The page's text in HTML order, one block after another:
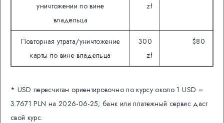
уничтожении по вине
владельца
zł
Повторная утрата/уничтожение
карты по вине владельца
300
zł
$80
* USD пересчитан ориентировочно по курсу около 1 USD =
3.7671 PLN на 2026-06-25; банк или платежный сервис даст
свой курс.